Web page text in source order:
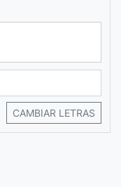
CAMBIAR LETRAS